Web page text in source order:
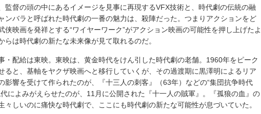
督の頭の中にあるイメージを見事に再現するVFX技術と、時代劇の伝統の融
ンバラと呼ばれた時代劇の一番の魅力は、殺陣だった。つまりアクションをど
侠映画を発祥とする“ワイヤーワーク”がアクション映画の可能性を押し上げたよ
らは時代劇の新たな未来像が見て取れるのだ。
配給は東映。東映は、黄金時代をけん引した時代劇の老舗。1960年をピーク
ると、基軸をヤクザ映画へと移行していくが、その過渡期に黒澤明によるリア
影響を受けて作られたのが、『十三人の刺客』（63年）などの“集団抗争時代
によみがえらせたのが、11月に公開された『十一人の賊軍』。『孤狼の血』の
々しいのに痛快な時代劇で、ここにも時代劇の新たな可能性が息づいていた。